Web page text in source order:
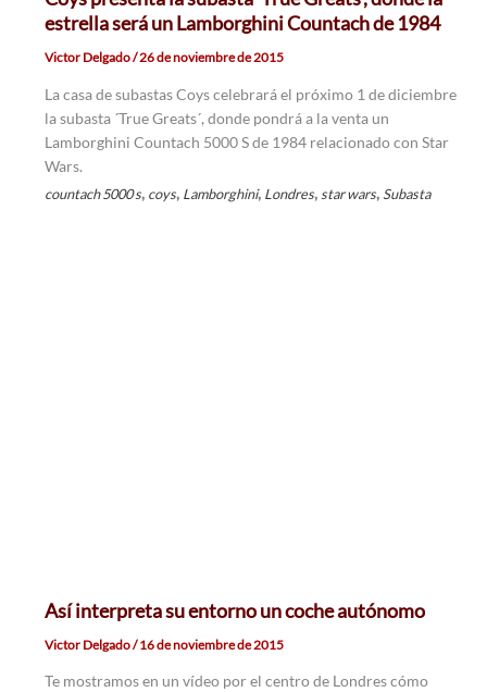
estrella será un Lamborghini Countach de 1984
Victor Delgado/26 de noviembre de 2015
La casa de subastas Coys celebrará el próximo 1 de diciembre
la subasta ´True Greats´, donde pondrá a la venta un
Lamborghini Countach 5000 S de 1984 relacionado con Star
Wars.
countach 5000 s, coys, Lamborghini, Londres, star wars, Subasta
Así interpreta su entorno un coche autónomo
Victor Delgado/16 de noviembre de 2015
Te mostramos en un vídeo por el centro de Londres cómo